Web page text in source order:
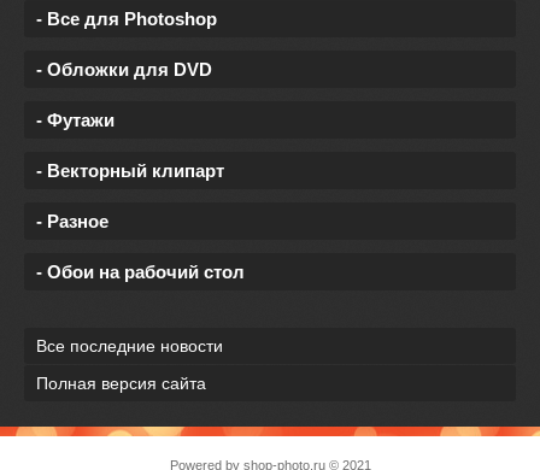
- Все для Photoshop
- Обложки для DVD
- Футажи
- Векторный клипарт
- Разное
- Обои на рабочий стол
Все последние новости
Полная версия сайта
Powered by shop-photo.ru© 2021